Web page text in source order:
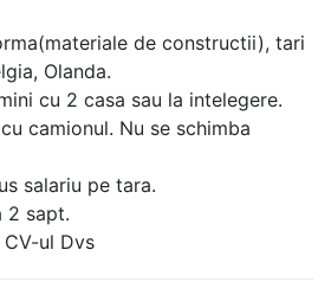
de constructii), tari
Olanda.
cu 2 casa sau la intelegere.
camionul. Nu se schimba
salariu pe tara.
2 sapt.
ul Dvs